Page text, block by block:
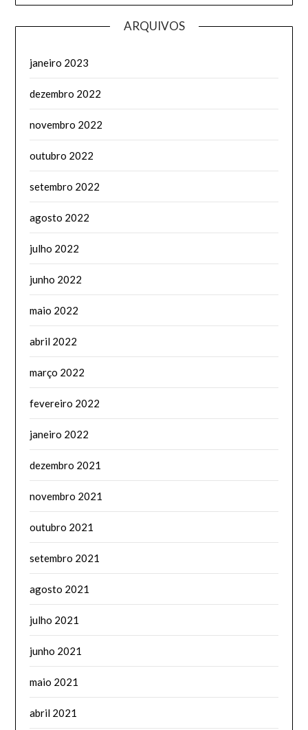
ARQUIVOS
janeiro 2023
dezembro 2022
novembro 2022
outubro 2022
setembro 2022
agosto 2022
julho 2022
junho 2022
maio 2022
abril 2022
março 2022
fevereiro 2022
janeiro 2022
dezembro 2021
novembro 2021
outubro 2021
setembro 2021
agosto 2021
julho 2021
junho 2021
maio 2021
abril 2021